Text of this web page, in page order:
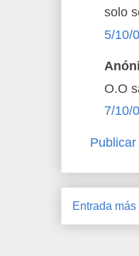
solo
5/10/
O.O
7/10/
Entrada